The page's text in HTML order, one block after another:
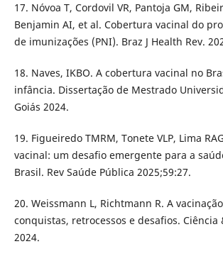
17. Nóvoa T, Cordovil VR, Pantoja GM,
Benjamin AI, et al. Cobertura vacinal do
de imunizações (PNI). Braz J Health Rev.
18. Naves, IKBO. A cobertura vacinal no
infância. Dissertação de Mestrado
Goiás 2024.
19. Figueiredo TMRM, Tonete VLP, Lima
vacinal: um desafio emergente para a
Brasil. Rev Saúde Pública 2025;59:27.
20. Weissmann L, Richtmann R. A
conquistas, retrocessos e desafios. Ciência
2024.